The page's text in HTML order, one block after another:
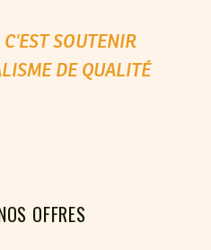
SOUTENIR
DE QUALITÉ
OFFRES